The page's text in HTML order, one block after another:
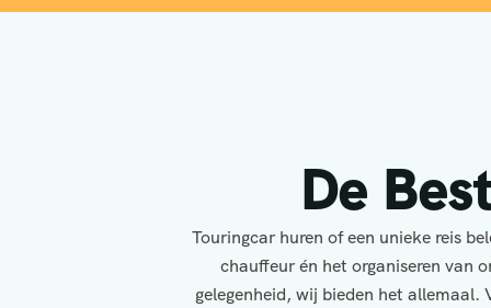
De
Touringcar huren of een unieke reis
chauffeur én het organiseren van
gelegenheid, wij bieden het allemaal.